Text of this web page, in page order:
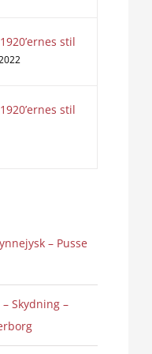
stil
stil
– Pusse
Skydning –